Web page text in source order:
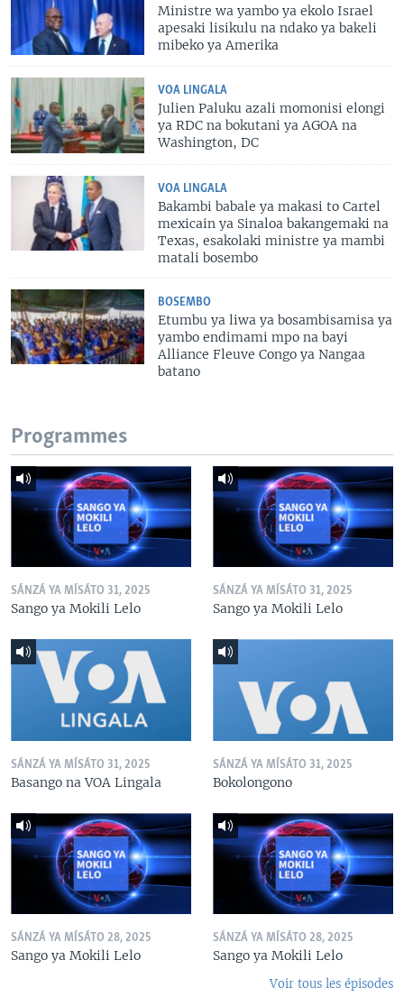
Ministre wa yambo ya ekolo Israel
apesaki lisikulu na ndako ya bakeli
mibeko ya Amerika
VOA LINGALA
Julien Paluku azali momonisi elongi
ya RDC na bokutani ya AGOA na
Washington, DC
VOA LINGALA
Bakambi babale ya makasi to Cartel
mexicain ya Sinaloa bakangemaki na
Texas, esakolaki ministre ya mambi
matali bosembo
BOSEMBO
Etumbu ya liwa ya bosambisamisa ya
yambo endimami mpo na bayi
Alliance Fleuve Congo ya Nangaa
batano
Programmes
SÁNZÁ YA MÍSÁTO 31, 2025
Sango ya Mokili Lelo
SÁNZÁ YA MÍSÁTO 31, 2025
Sango ya Mokili Lelo
SÁNZÁ YA MÍSÁTO 31, 2025
Basango na VOA Lingala
SÁNZÁ YA MÍSÁTO 31, 2025
Bokolongono
SÁNZÁ YA MÍSÁTO 28, 2025
Sango ya Mokili Lelo
SÁNZÁ YA MÍSÁTO 28, 2025
Sango ya Mokili Lelo
Voir tous les épisodes